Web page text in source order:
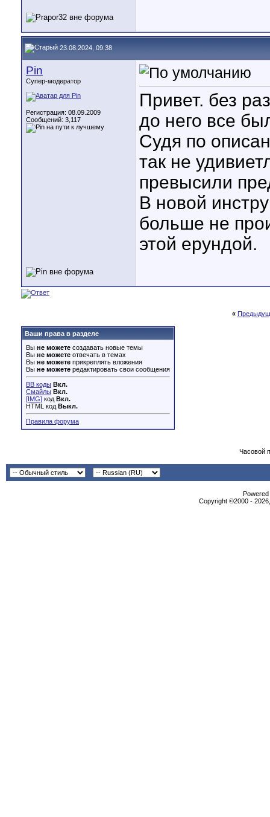
23.08.2024, 09:38
Pin
Супер-модератор
Регистрация: 08.09.2009
Сообщений: 3,117
Привет. без
до него все
Судя по
так не
превысили
В новой
больше не
этой ерундой.
«
Ваши права в разделе
Вы не можете создавать новые темы
Вы не можете отвечать в темах
Вы не можете прикреплять вложения
Вы не можете редактировать свои сообщения
BB коды Вкл.
Смайлы Вкл.
[IMG] код Вкл.
HTML код Выкл.
Правила форума
Часовой
Copyright ©2000 -